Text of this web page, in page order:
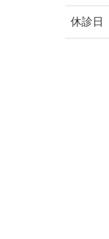
休診日